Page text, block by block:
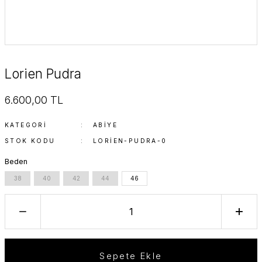
Lorien Pudra
6.600,00 TL
KATEGORI ABIYE
STOK KODU LORIEN-PUDRA-0
Beden
38 40 42 44 46
Sepete Ekle